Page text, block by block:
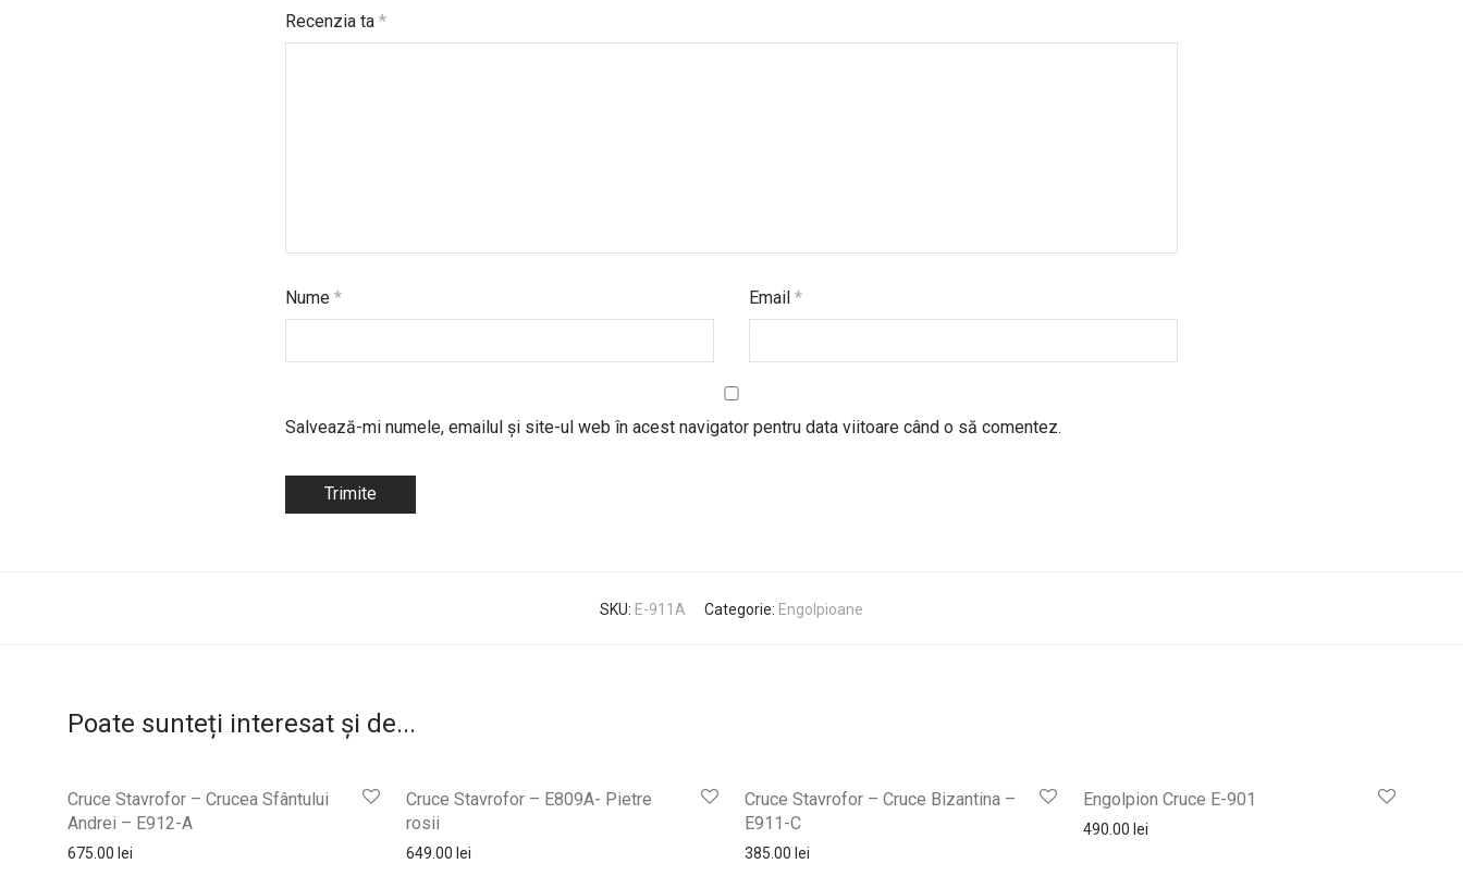
Recenzia ta *
Nume * Email*
Salvează-mi numele, emailul și site-ul web în acest navigator pentru data viitoare când o să comentez.
SKU: E-911A Categorie: Engolpioane
Poate sunteți interesat și de...
Cruce Stavrofor – Crucea Sfântului
Andrei – E912-A
675.00 lei
Cruce Stavrofor – E809A- Pietre
rosii
649.00 lei
Cruce Stavrofor – Cruce Bizantina –
E911-C
385.00 lei
Engolpion Cruce E-901
490.00 lei